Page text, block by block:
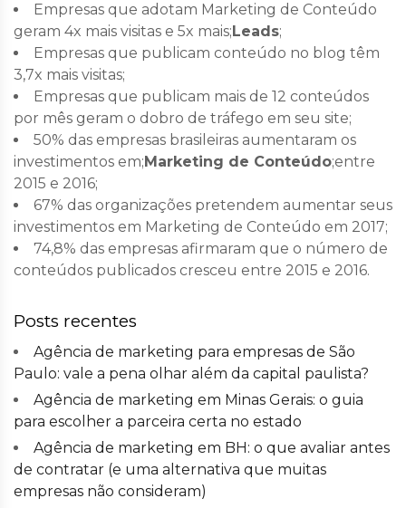
Empresas que adotam Marketing de Conteúdo
geram 4x mais visitas e 5x mais;Leads;
Empresas que publicam conteúdo no blog têm
3,7x mais visitas;
Empresas que publicam mais de 12 conteúdos
por mês geram o dobro de tráfego em seu site;
50% das empresas brasileiras aumentaram os
investimentos em;Marketing de Conteúdo;entre
2015 e 2016;
67% das organizações pretendem aumentar seus
investimentos em Marketing de Conteúdo em 2017;
74,8% das empresas afirmaram que o número de
conteúdos publicados cresceu entre 2015 e 2016.
Posts recentes
Agência de marketing para empresas de São
Paulo: vale a pena olhar além da capital paulista?
Agência de marketing em Minas Gerais: o guia
para escolher a parceira certa no estado
Agência de marketing em BH: o que avaliar antes
de contratar (e uma alternativa que muitas
empresas não consideram)